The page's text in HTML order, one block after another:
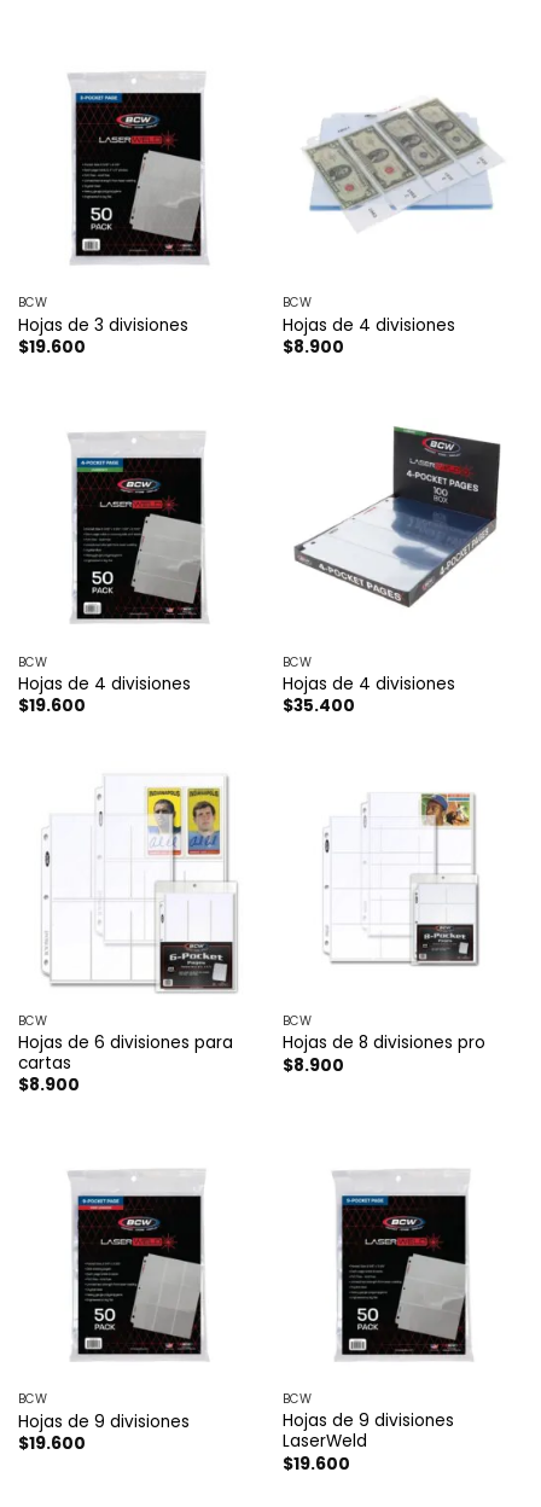
BCW
Hojas de 3 divisiones
$19.600
BCW
Hojas de 4 divisiones
$8.900
BCW
Hojas de 4 divisiones
$19.600
BCW
Hojas de 4 divisiones
$35.400
BCW
Hojas de 6 divisiones para
cartas
$8.900
BCW
Hojas de 8 divisiones pro
$8.900
BCW
Hojas de 9 divisiones
$19.600
BCW
Hojas de 9 divisiones
LaserWeld
$19.600